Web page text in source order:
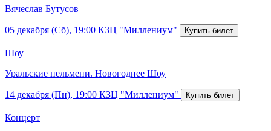
Вячеслав Бутусов
05 декабря (Сб), 19:00 КЗЦ "Миллениум"
Шоу
Уральские пельмени. Новогоднее Шоу
14 декабря (Пн), 19:00 КЗЦ "Миллениум"
Концерт